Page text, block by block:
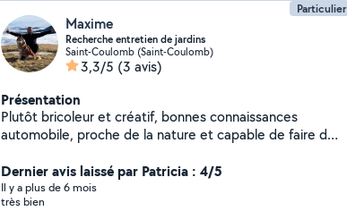
Particulier
Maxime
Recherche entretien de jardins
Saint-Coulomb (Saint-Coulomb)
3,3/5 (3 avis)
Présentation
Plutôt bricoleur et créatif, bonnes connaissances
automobile, proche de la nature et capable de faire de
propositions, je sais vite m'adapter aux situations !
Alors hésitez pas si y'a besoin d'un coup de main
Dernier avis laissé par Patricia : 4/5
Il y a plus de 6 mois
très bien